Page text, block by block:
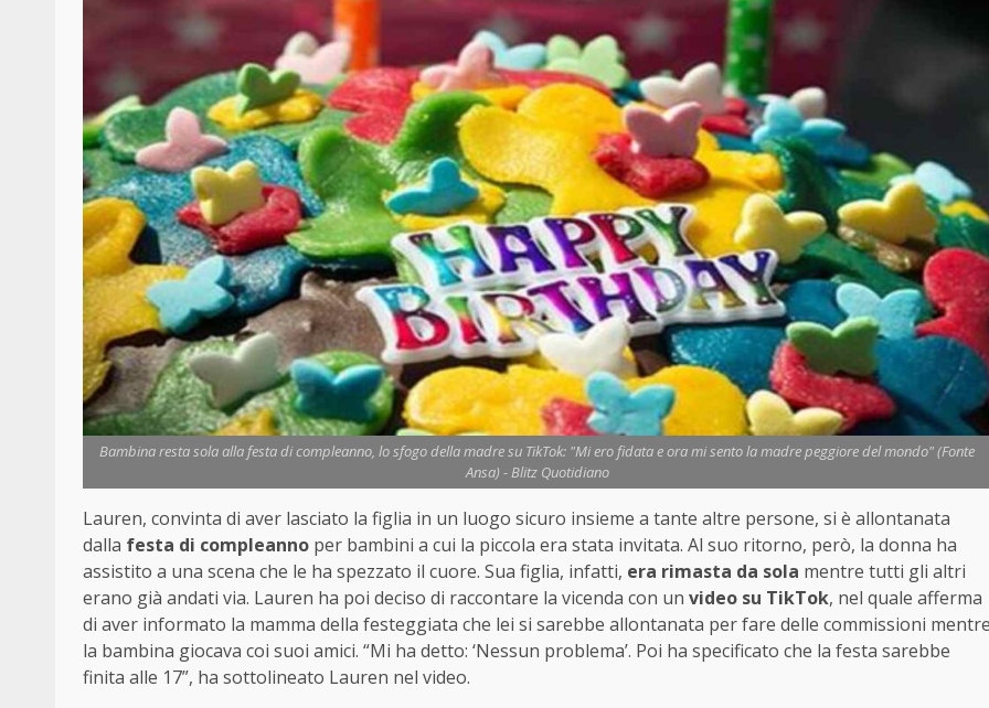
Bambina resta sola alla festa di compleanno, lo sfogo della madre su TikTok: "Mi ero fidata e ora mi sento la madre peggiore del mondo" (Fonte
Ansa) - Blitz Quotidiano
Lauren, convinta di aver lasciato la figlia in un luogo sicuro insieme a tante altre persone, si è allontanata
dalla festa di compleanno per bambini a cui la piccola era stata invitata. Al suo ritorno, però, la donna ha
assistito a una scena che le ha spezzato il cuore. Sua figlia, infatti, era rimasta da sola mentre tutti gli altri
erano già andati via. Lauren ha poi deciso di raccontare la vicenda con un video su TikTok, nel quale afferma
di aver informato la mamma della festeggiata che lei si sarebbe allontanata per fare delle commissioni
la bambina giocava coi suoi amici. “Mi ha detto: ‘Nessun problema’. Poi ha specificato che la festa sarebbe
finita alle 17”, ha sottolineato Lauren nel video.